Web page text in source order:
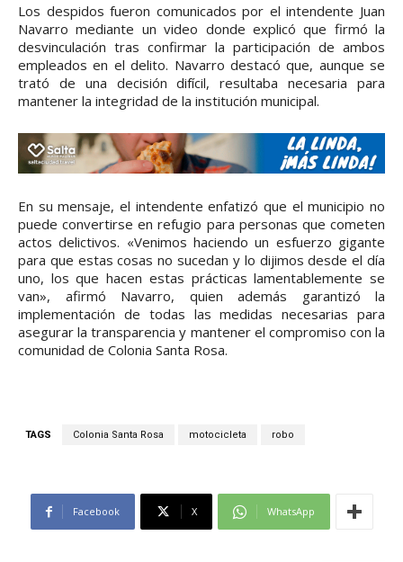
Los despidos fueron comunicados por el intendente Juan
Navarro mediante un video donde explicó que firmó la
desvinculación tras confirmar la participación de ambos
empleados en el delito. Navarro destacó que, aunque se
trató de una decisión difícil, resultaba necesaria para
mantener la integridad de la institución municipal.
En su mensaje, el intendente enfatizó que el municipio no
puede convertirse en refugio para personas que cometen
actos delictivos. «Venimos haciendo un esfuerzo gigante
para que estas cosas no sucedan y lo dijimos desde el día
uno, los que hacen estas prácticas lamentablemente se
van», afirmó Navarro, quien además garantizó la
implementación de todas las medidas necesarias para
asegurar la transparencia y mantener el compromiso con la
comunidad de Colonia Santa Rosa.
TAGS Colonia Santa Rosa motocicleta robo
Facebook X WhatsApp